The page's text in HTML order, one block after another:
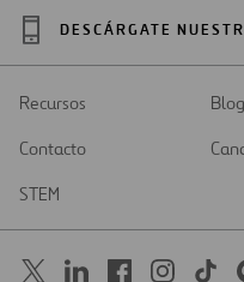
DESCÁRGATE
Recursos
Blog
Contacto
STEM